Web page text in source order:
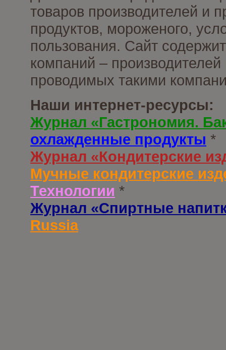
товаров производителей и
продуктов, мороженого,
пользования. Сайт
компаний –
проводимых такими
Наши интернет-ресурсы:
Журнал «Гастрономия.
охлажденные продукты *
Журнал «Кондитерские
Мучные кондитерские
Технологии *
Журнал «Спиртные
Russia